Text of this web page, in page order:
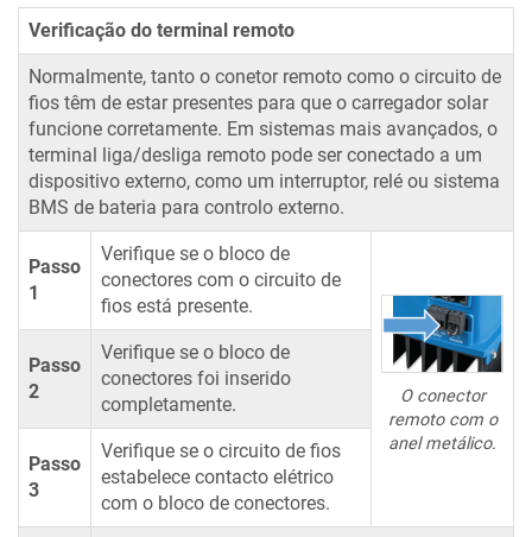
Verificação do terminal remoto
Normalmente, tanto o conetor remoto como o circuito de
fios têm de estar presentes para que o carregador solar
funcione corretamente. Em sistemas mais avançados, o
terminal liga/desliga remoto pode ser conectado a um
dispositivo externo, como um interruptor, relé ou sistema
BMS de bateria para controlo externo.
Passo
1
Verifique se o bloco de
conectores com o circuito de
fios está presente.
O conector
remoto com o
anel metálico.
Passo
2
Verifique se o bloco de
conectores foi inserido
completamente.
Passo
3
Verifique se o circuito de fios
estabelece contacto elétrico
com o bloco de conectores.